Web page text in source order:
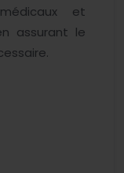
et
assurant le